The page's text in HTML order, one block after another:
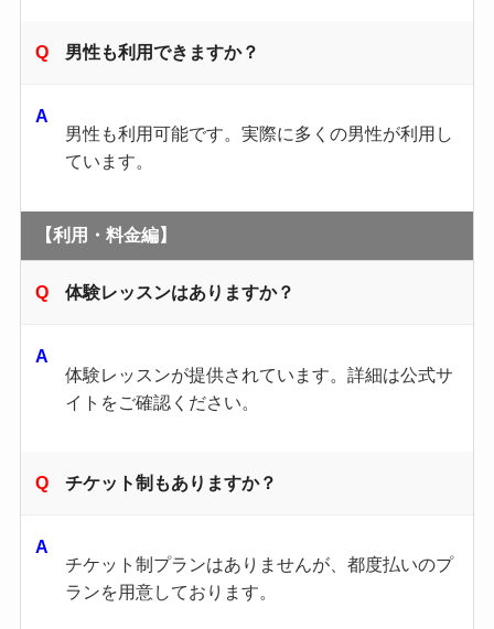
男性も利用できますか？
男性も利用可能です。​実際に多くの男性が利用し
ています。
【利用・料金編】
体験レッスンはありますか？
体験レッスンが提供されています。​詳細は公式サ
イトをご確認ください。
チケット制もありますか？
チケット制プランはありませんが、都度払いのプ
ランを用意しております。